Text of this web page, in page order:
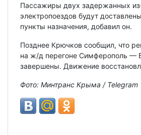
Пассажиры двух задержанных
электропоездов будут
пункты назначения, добавил он.
Позднее Крючков сообщил, что
на ж/д перегоне Симферополь —
завершены. Движение
Фото: Минтранс Крыма / Telegram